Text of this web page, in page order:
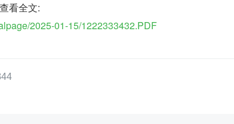
看全文:
2025-01-15/1222333432.PDF